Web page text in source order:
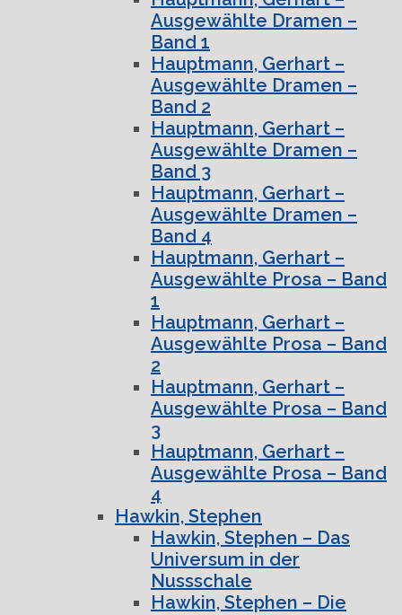
Ausgewählte Dramen –
Band 1
Hauptmann, Gerhart –
Ausgewählte Dramen –
Band 2
Hauptmann, Gerhart –
Ausgewählte Dramen –
Band 3
Hauptmann, Gerhart –
Ausgewählte Dramen –
Band 4
Hauptmann, Gerhart –
Ausgewählte Prosa – Band
1
Hauptmann, Gerhart –
Ausgewählte Prosa – Band
2
Hauptmann, Gerhart –
Ausgewählte Prosa – Band
3
Hauptmann, Gerhart –
Ausgewählte Prosa – Band
4
Hawkin, Stephen
Hawkin, Stephen – Das
Universum in der
Nussschale
Hawkin, Stephen – Die